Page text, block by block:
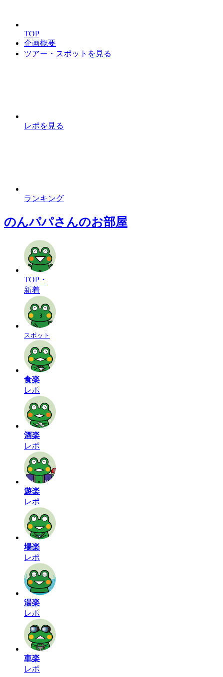
TOP
企画概要
ツアー・スポットを見る
レポを見る
ランキング
のんパパさんのお部屋
TOP・
新着
スポット
食楽
レポ
酒楽
レポ
遊楽
レポ
場楽
レポ
湯楽
レポ
車楽
レポ